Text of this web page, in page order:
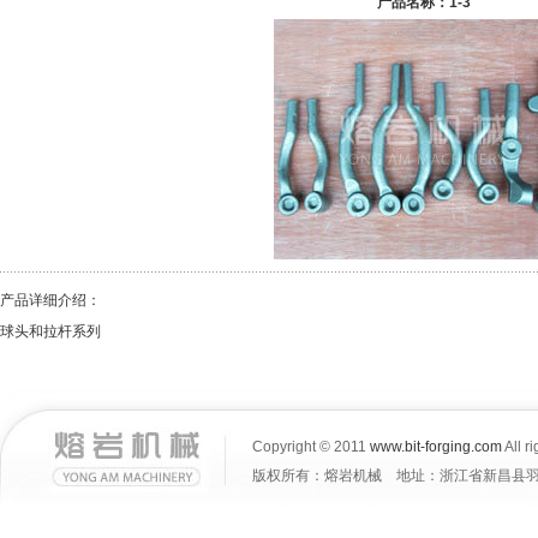
产品详细介绍：
球头和拉杆系列
Copyright © 2011 www.bit-forging.comAll
版权所有：熔岩机械 地址：浙江省新昌